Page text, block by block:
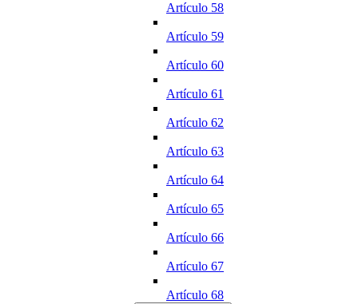
Artículo 58
Artículo 59
Artículo 60
Artículo 61
Artículo 62
Artículo 63
Artículo 64
Artículo 65
Artículo 66
Artículo 67
Artículo 68